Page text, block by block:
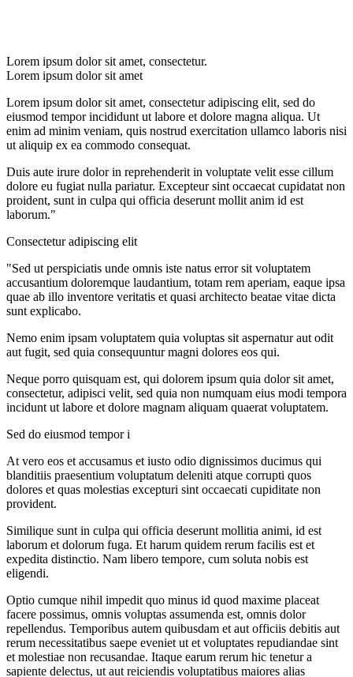
Lorem ipsum dolor sit amet, consectetur.
Lorem ipsum dolor sit amet
Lorem ipsum dolor sit amet, consectetur adipiscing elit, sed do
eiusmod tempor incididunt ut labore et dolore magna aliqua. Ut
enim ad minim veniam, quis nostrud exercitation ullamco laboris nisi
ut aliquip ex ea commodo consequat.
Duis aute irure dolor in reprehenderit in voluptate velit esse cillum
dolore eu fugiat nulla pariatur. Excepteur sint occaecat cupidatat non
proident, sunt in culpa qui officia deserunt mollit anim id est
laborum."
Consectetur adipiscing elit
"Sed ut perspiciatis unde omnis iste natus error sit voluptatem
accusantium doloremque laudantium, totam rem aperiam, eaque ipsa
quae ab illo inventore veritatis et quasi architecto beatae vitae dicta
sunt explicabo.
Nemo enim ipsam voluptatem quia voluptas sit aspernatur aut odit
aut fugit, sed quia consequuntur magni dolores eos qui.
Neque porro quisquam est, qui dolorem ipsum quia dolor sit amet,
consectetur, adipisci velit, sed quia non numquam eius modi tempora
incidunt ut labore et dolore magnam aliquam quaerat voluptatem.
Sed do eiusmod tempor i
At vero eos et accusamus et iusto odio dignissimos ducimus qui
blanditiis praesentium voluptatum deleniti atque corrupti quos
dolores et quas molestias excepturi sint occaecati cupiditate non
provident.
Similique sunt in culpa qui officia deserunt mollitia animi, id est
laborum et dolorum fuga. Et harum quidem rerum facilis est et
expedita distinctio. Nam libero tempore, cum soluta nobis est
eligendi.
Optio cumque nihil impedit quo minus id quod maxime placeat
facere possimus, omnis voluptas assumenda est, omnis dolor
repellendus. Temporibus autem quibusdam et aut officiis debitis aut
rerum necessitatibus saepe eveniet ut et voluptates repudiandae sint
et molestiae non recusandae. Itaque earum rerum hic tenetur a
sapiente delectus, ut aut reiciendis voluptatibus maiores alias